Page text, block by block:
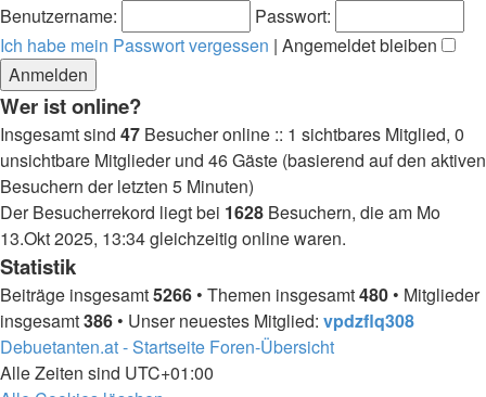
Benutzername:
Passwort:
Ich habe mein Passwort vergessen | Angemeldet bleiben
Wer ist online?
Insgesamt sind 47 Besucher online :: 1 sichtbares Mitglied, 0
unsichtbare Mitglieder und 46 Gäste (basierend auf den aktiven
Besuchern der letzten 5 Minuten)
Der Besucherrekord liegt bei 1628 Besuchern, die am Mo
13.Okt 2025, 13:34 gleichzeitig online waren.
Statistik
Beiträge insgesamt5266 • Themen insgesamt480 • Mitglieder
insgesamt386 • Unser neuestes Mitglied: vpdzflq308
Debuetanten.at - Startseite Foren-Übersicht
Alle Zeiten sind UTC+01:00